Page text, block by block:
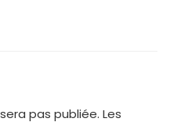
pas publiée. Les